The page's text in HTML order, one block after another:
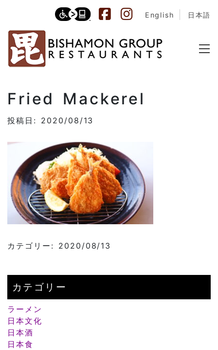
English 日本語
Fried Mackerel
投稿日: 2020/08/13
カテゴリー: 2020/08/13
カテゴリー
ラーメン
日本文化
日本酒
日本食